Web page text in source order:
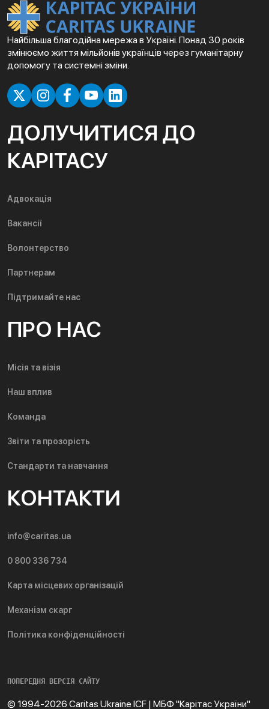
Найбільша благодійна мережа в Україні. Понад 30 років
змінюємо життя мільйонів українців через гуманітарну
допомогу та системні зміни.
ДОЛУЧИТИСЯ ДО
КАРІТАСУ
Адвокація
Вакансії
Волонтерство
Партнерам
Підтримайте нас
ПРО НАС
Місія та візія
Наш вплив
Команда
Звіти та прозорість
Стандарти та навчання
КОНТАКТИ
info@caritas.ua
0 800 336 734
Карта місцевих організацій
Механізм скарг
Політика конфіденційності
ПОПЕРЕДНЯ ВЕРСІЯ САЙТУ
© 1994-2026 Caritas Ukraine ICF | МБФ "Карітас України"